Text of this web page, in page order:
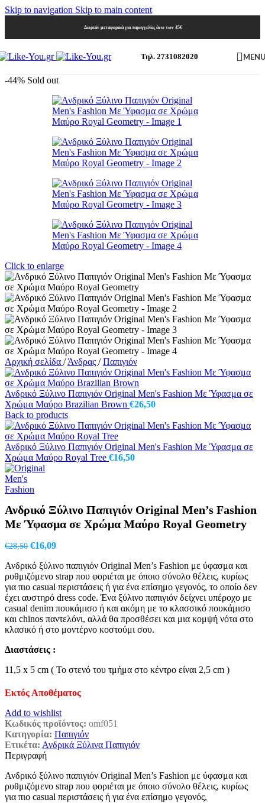
Skip to navigation Skip to main content
Δωρεάν μεταφορικά για παραγγελίες άνω των 45€
Τηλ. 2731082020
-44% Sold out
Click to enlarge
Αρχική σελίδα / Άνδρας / Παπιγιόν
Ανδρικό Ξύλινο Παπιγιόν Original Men's Fashion Με Ύφασμα σε
Χρώμα Μαύρο Brazilian Brown €26,50
Back to products
Ανδρικό Ξύλινο Παπιγιόν Original Men's Fashion Με Ύφασμα σε
Χρώμα Μαύρο Royal Tree €16,50
Ανδρικό Ξύλινο Παπιγιόν Original Men’s Fashion
Με Ύφασμα σε Χρώμα Μαύρο Royal Geometry
€28,50 Original
was:
€28,50.
€16,09Η
τιμή
είναι:
€16,09.
Ανδρικό ξύλινο παπιγιόν Original Men’s Fashion με ύφασμα και
ρυθμιζόμενο strap που φοριέται με όποιο σύνολο θέλεις, κυρίως
για πιο casual περιστάσεις ή για ένα επίσημο γεγονός, το οποίο δεν
έχει αυστηρό dress code. Ένα ξύλινο παπιγιόν δείχνει υπέροχο με
casual denim πουκάμισο ή και ακόμη με το κλασσικό πουκάμισο
και chinos παντελόνι, αλλά θα προσθέσει και μια κομψή νότα στο
κλασικό ή στο μοντέρνο κοστούμι σου.
Διαστάσεις :
11,5 x 5 cm ( Το στενό του τμήμα στο κέντρο είναι 2,5 cm )
Εκτός Αποθέματος
Add to wishlist
Κωδικός προϊόντος: omf051
Κατηγορία: Παπιγιόν
Ετικέτα: Ανδρικά Ξύλινα Παπιγιόν
Περιγραφή
Ανδρικό ξύλινο παπιγιόν Original Men’s Fashion με ύφασμα και
ρυθμιζόμενο strap που φοριέται με όποιο σύνολο θέλεις, κυρίως
για πιο casual περιστάσεις ή για ένα επίσημο γεγονός,